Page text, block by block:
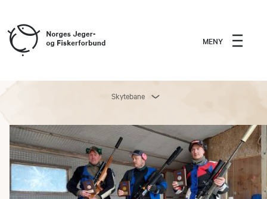
MENY
Skytebane